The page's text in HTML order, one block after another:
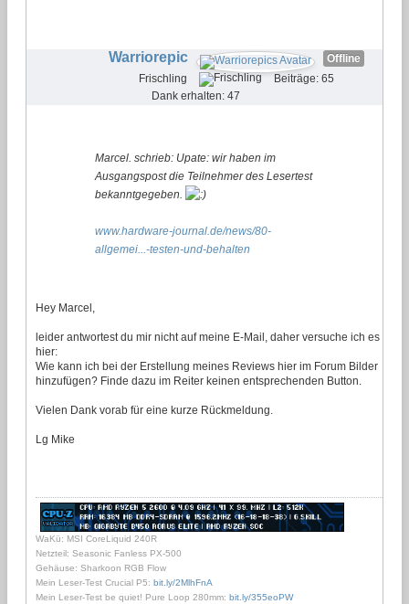
Warriorepic
Offline
Frischling
Beiträge: 65
Dank erhalten: 47
Marcel. schrieb: Upate: wir haben im
Ausgangspost die Teilnehmer des Lesertest
bekanntgegeben.
www.hardware-journal.de/news/80-
allgemei...-testen-und-behalten
Hey Marcel,
leider antwortest du mir nicht auf meine E-Mail, daher versuche ich es
hier:
Wie kann ich bei der Erstellung meines Reviews hier im Forum Bilder
hinzufügen? Finde dazu im Reiter keinen entsprechenden Button.
Vielen Dank vorab für eine kurze Rückmeldung.
Lg Mike
WaKü: MSI CoreLiquid 240R
Netzteil: Seasonic Fanless PX-500
Gehäuse: Sharkoon RGB Flow
Mein Leser-Test Crucial P5: bit.ly/2MlhFnA
Mein Leser-Test be quiet! Pure Loop 280mm: bit.ly/355eoPW